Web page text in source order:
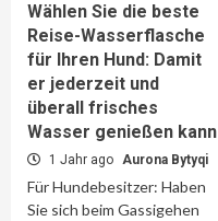
Wählen Sie die beste
Reise-Wasserflasche
für Ihren Hund: Damit
er jederzeit und
überall frisches
Wasser genießen kann
1 Jahr ago Aurona Bytyqi
Für Hundebesitzer: Haben
Sie sich beim Gassigehen